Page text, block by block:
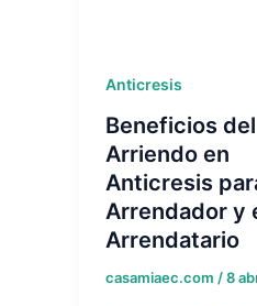
Anticresis
Beneficios del
Arriendo en
Anticresis
Arrendador y
Arrendatario
casamiaec.com /8